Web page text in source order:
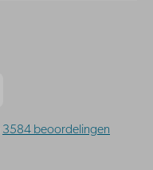
3584 beoordelingen